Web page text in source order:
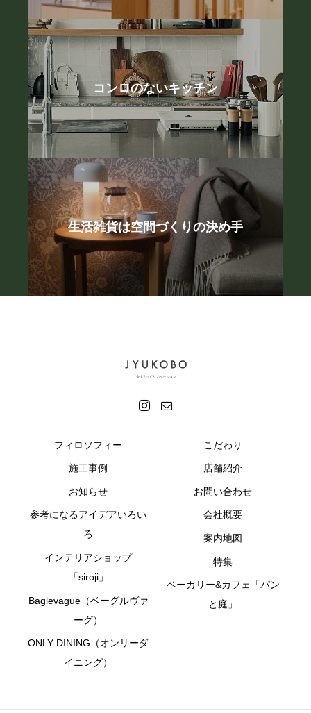
コンロのないキッチン
生活雑貨は空間づくりの決め手
フィロソフィー
施工事例
お知らせ
参考になるアイデアいろい
ろ
インテリアショップ
「siroji」
Baglevague（ベーグルヴァ
ーグ）
ONLY DINING（オンリーダ
イニング）
こだわり
店舗紹介
お問い合わせ
会社概要
案内地図
特集
ベーカリー&カフェ「パン
と庭」